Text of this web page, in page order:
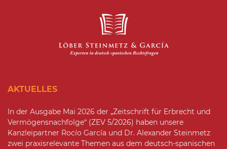
AKTUELLES
In der Ausgabe Mai 2026 der „Zeitschrift für Erbrecht und
Vermögensnachfolge“ (ZEV 5/2026) haben unsere
Kanzleipartner Rocío García und Dr. Alexander Steinmetz
zwei praxisrelevante Themen aus dem deutsch-spanischen